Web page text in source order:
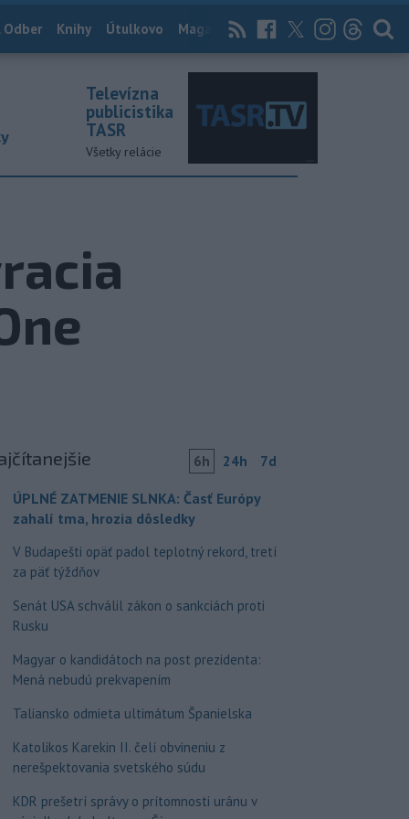
Odber Knihy Útulkovo Magazín News Now Archív
Televízna
publicistika
TASR
Všetky relácie
6h 24h 7d
ÚPLNÉ ZATMENIE SLNKA: Časť Európy
zahalí tma, hrozia dôsledky
V Budapešti opäť padol teplotný rekord, tretí
za päť týždňov
Senát USA schválil zákon o sankciách proti
Rusku
Magyar o kandidátoch na post prezidenta:
Mená nebudú prekvapením
Taliansko odmieta ultimátum Španielska
Katolikos Karekin II. čelí obvineniu z
nerešpektovania svetského súdu
KDR prešetrí správy o prítomnosti uránu v